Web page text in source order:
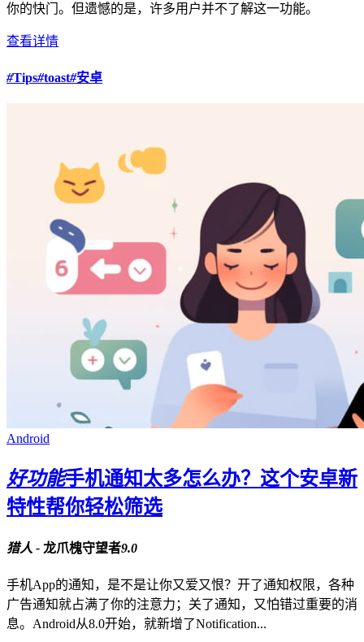
你的快门。但遗憾的是，许多用户并不了解这一功能。
查看详情
#Tips#toast#安卓
Android
好功能手机通知太多怎么办？这个安卓新
特性帮你轻松筛选
猎人 - 龙爪槐守望者9.0
手机App的通知，是不是让你又爱又恨？开了通知权限，各种
广告通知就占满了你的注意力；关了通知，又怕错过重要的消
息。Android从8.0开始，就新增了Notification...